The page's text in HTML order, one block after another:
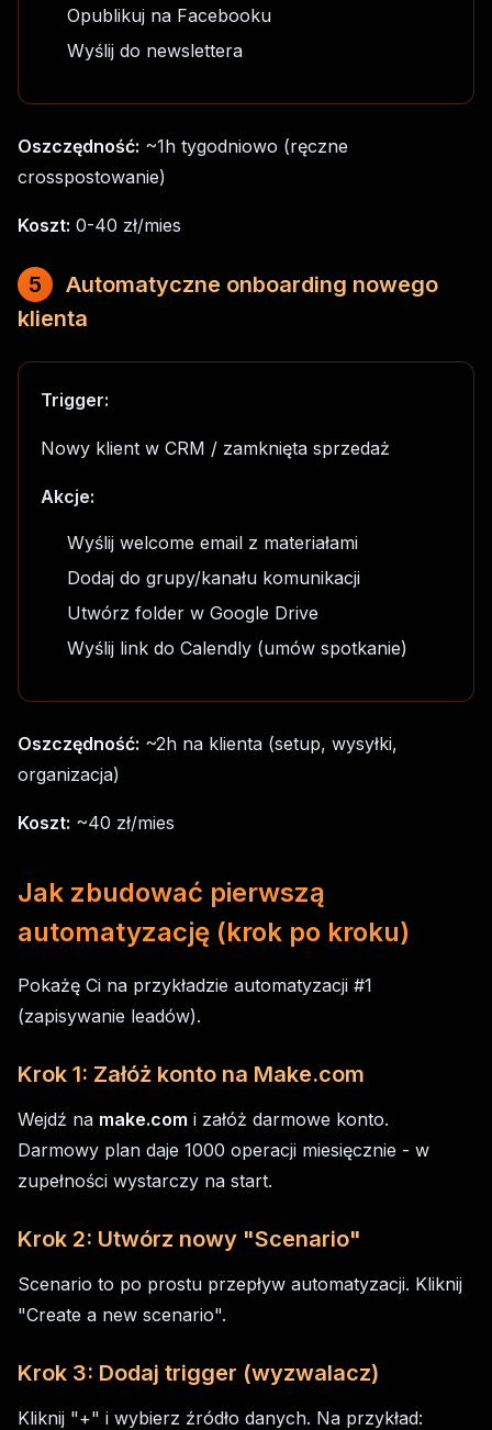
Opublikuj na Facebooku
Wyślij do newslettera
Oszczędność: ~1h tygodniowo (ręczne
crosspostowanie)
Koszt: 0-40 zł/mies
5
Automatyczne onboarding nowego
klienta
Trigger:
Nowy klient w CRM / zamknięta sprzedaż
Akcje:
Wyślij welcome email z materiałami
Dodaj do grupy/kanału komunikacji
Utwórz folder w Google Drive
Wyślij link do Calendly (umów spotkanie)
Oszczędność: ~2h na klienta (setup, wysyłki,
organizacja)
Koszt: ~40 zł/mies
Jak zbudować pierwszą
automatyzację (krok po kroku)
Pokażę Ci na przykładzie automatyzacji #1
(zapisywanie leadów).
Krok 1: Załóż konto na Make.com
Wejdź na make.com i załóż darmowe konto.
Darmowy plan daje 1000 operacji miesięcznie - w
zupełności wystarczy na start.
Krok 2: Utwórz nowy "Scenario"
Scenario to po prostu przepływ automatyzacji. Kliknij
"Create a new scenario".
Krok 3: Dodaj trigger (wyzwalacz)
Kliknij "+" i wybierz źródło danych. Na przykład: